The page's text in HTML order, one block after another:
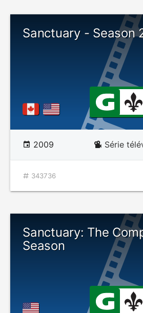
Sanctuary - Season
2009 Série
343736
Sanctuary: The
Season